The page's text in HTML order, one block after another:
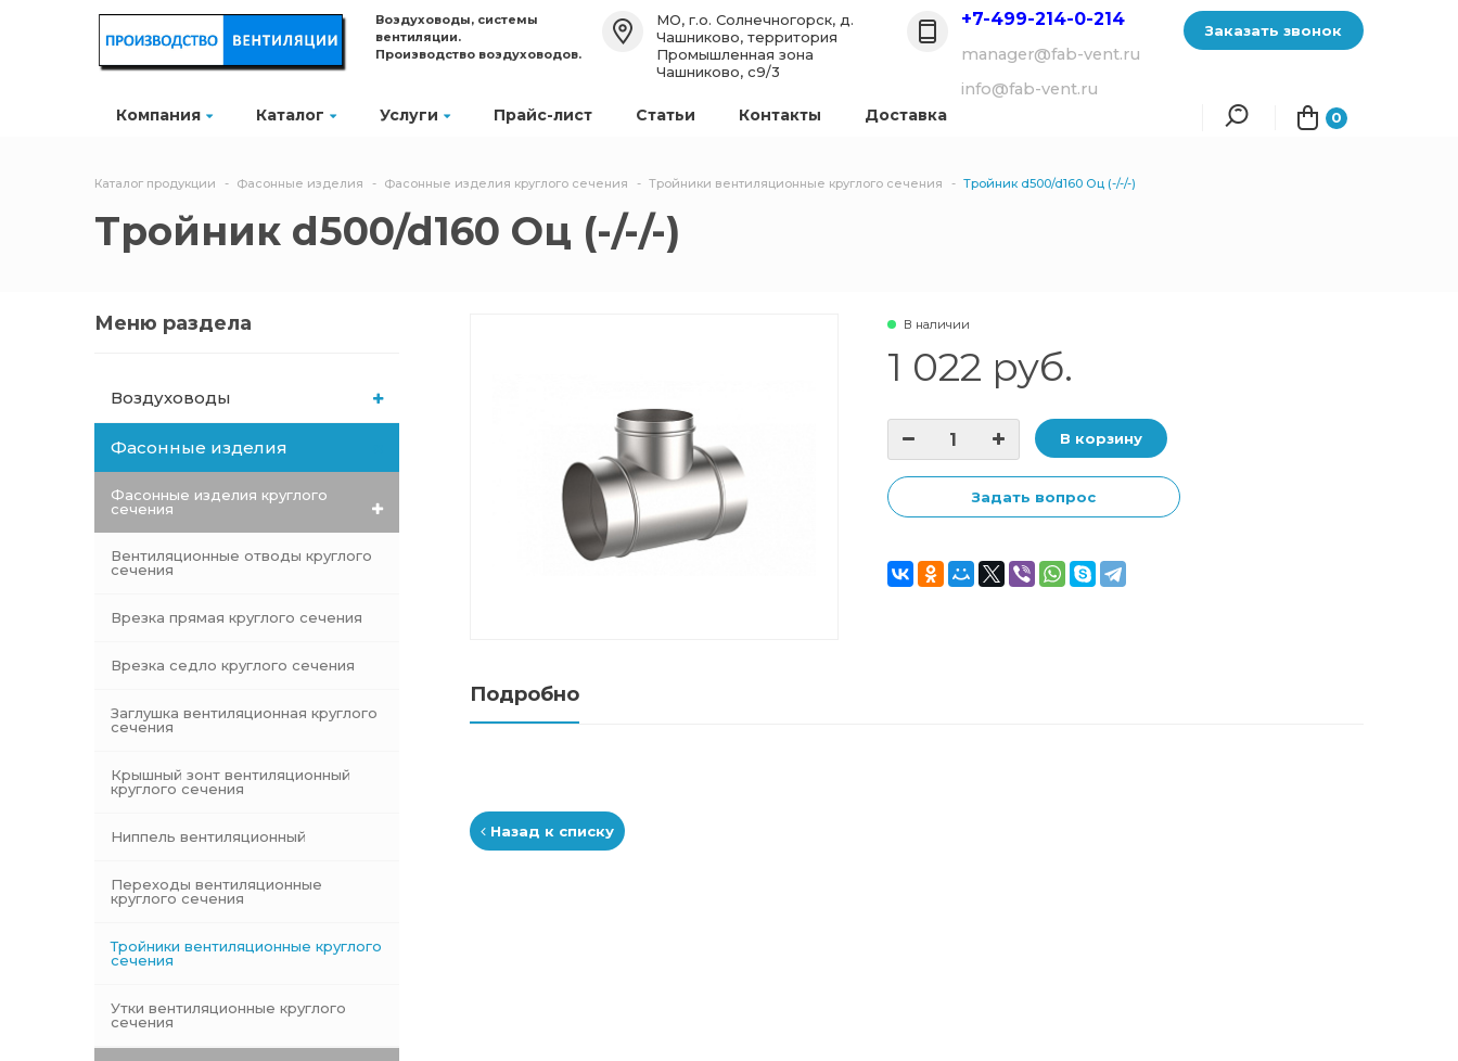
Компания Каталог Услуги Прайс-лист Статьи Контакты Доставка 0
Воздуховоды, системы
вентиляции.
Производство воздуховодов.
МО, г.о. Солнечногорск, д.
Чашниково, территория
Промышленная зона
Чашниково, с9/3
+7-499-214-0-214
manager@fab-vent.ru
info@fab-vent.ru
Заказать звонок
Каталог продукции Фасонные изделия Фасонные изделия круглого сечения Тройники вентиляционные круглого сечения Тройник d500/d160 Оц (-/-/-)
Тройник d500/d160 Оц (-/-/-)
Меню раздела
Воздуховоды
Фасонные изделия
Фасонные изделия круглого
сечения
Вентиляционные отводы круглого
сечения
Врезка прямая круглого сечения
Врезка седло круглого сечения
Заглушка вентиляционная круглого
сечения
Крышный зонт вентиляционный
круглого сечения
Ниппель вентиляционный
Переходы вентиляционные
круглого сечения
Тройники вентиляционные круглого
сечения
Утки вентиляционные круглого
сечения
В наличии
1 022 руб.
В корзину
Задать вопрос
Подробно
Назад к списку